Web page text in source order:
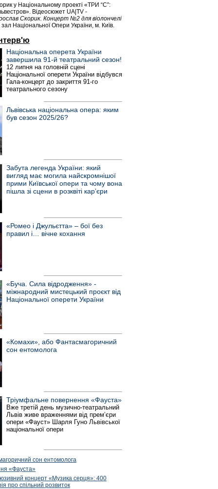
у Національному проекті «ТРИ “С”:
Відеосюжет UA|TV -
Скорик. Концерт №2 для віолончелі
Національної Опери України, м. Київ.
Національна оперета України
завершила 91-й театральний сезон!
12 липня на головній сцені
Національної оперети України відбувся
Гала-концерт до закриття 91-го
театрального сезону
Львівська національна опера: яким
був сезон 2025/26?
Забута легенда України: який
вигляд має могила найскромнішої
прими Київської опери та чому вона
пішла зі сцени в розквіті карʼєри
«Ромео і Джульєтта» – бої без
правил і… вічне кохання
«Буча. Сила відродження» -
міжнародний мистецький проєкт від
Національної оперети України
«Комахи», або Фантасмагоричний
сон ентомолога
Тріумфальне повернення «Фауста»
Вже третій день музично-театральний
Львів живе враженнями від прем’єри
опери «Фауст» Шарля Гуно Львівської
національної опери
сон ентомолога
«Фауста»
концерт «Музика серця»: 400
про спільний розвиток